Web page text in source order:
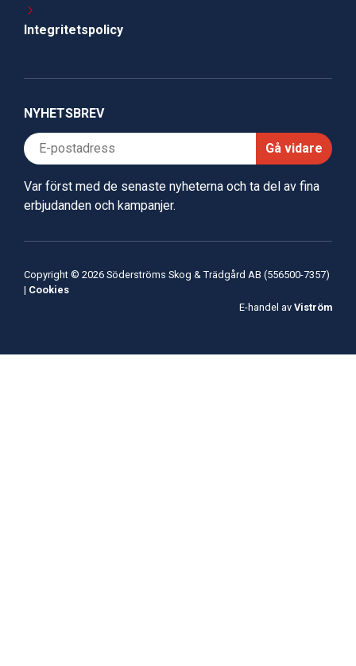
Integritetspolicy
NYHETSBREV
Gå vidare
Var först med de senaste nyheterna och ta del av fina
erbjudanden och kampanjer.
Copyright © 2026 Söderströms Skog & Trädgård AB (556500-7357)
| Cookies
E-handel av Viström